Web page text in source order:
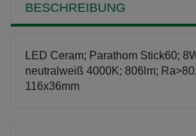
BESCHREIBUNG
LED Ceram; Parathom Stick60;
neutralweiß 4000K; 806lm;
116x36mm